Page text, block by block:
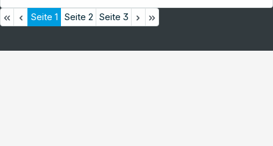
Seite 1 Seite 2 Seite 3